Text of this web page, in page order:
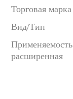
Торговая марка
Вид/Тип
Применяемость
расширенная